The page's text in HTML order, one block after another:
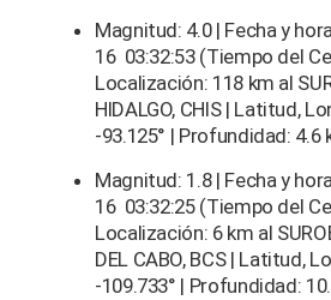
Magnitud: 4.0 | Fecha y
16 03:32:53 (Tiempo del
Localización: 118 km al
HIDALGO, CHIS | Latitud,
-93.125° | Profundidad: 4.6
Magnitud: 1.8 | Fecha y
16 03:32:25 (Tiempo del
Localización: 6 km al
DEL CABO, BCS | Latitud,
-109.733° | Profundidad: